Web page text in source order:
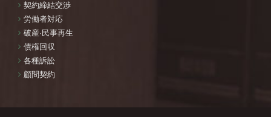
契約締結交渉
労働者対応
破産·民事再生
債権回収
各種訴訟
顧問契約